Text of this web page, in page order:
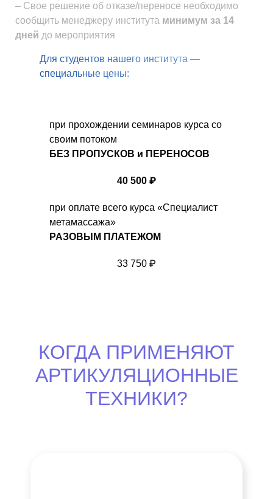
– Свое решение об отказе/переносе необходимо
сообщить менеджеру института минимум за 14
дней до мероприятия
Для студентов нашего института —
специальные цены:
при прохождении семинаров курса со
своим потоком
БЕЗ ПРОПУСКОВ и ПЕРЕНОСОВ
40 500 ₽
при оплате всего курса «Специалист
метамассажа»
РАЗОВЫМ ПЛАТЕЖОМ
33 750 ₽
КОГДА ПРИМЕНЯЮТ
АРТИКУЛЯЦИОННЫЕ
ТЕХНИКИ?